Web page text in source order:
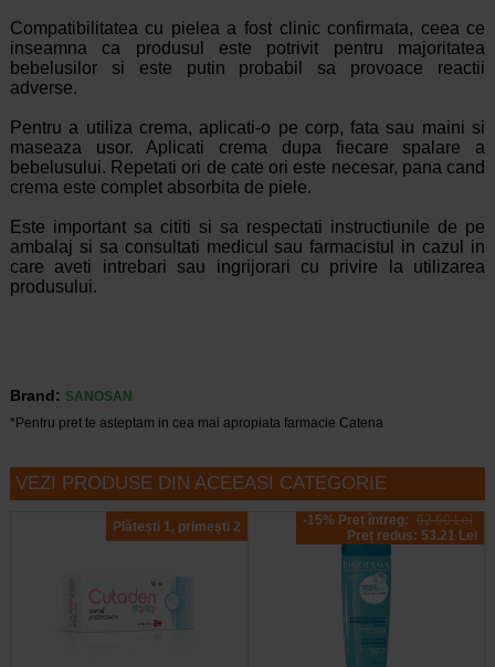
Compatibilitatea cu pielea a fost clinic confirmata, ceea ce
inseamna ca produsul este potrivit pentru majoritatea
bebelusilor si este putin probabil sa provoace reactii
adverse.
Pentru a utiliza crema, aplicati-o pe corp, fata sau maini si
maseaza usor. Aplicati crema dupa fiecare spalare a
bebelusului. Repetati ori de cate ori este necesar, pana cand
crema este complet absorbita de piele.
Este important sa cititi si sa respectati instructiunile de pe
ambalaj si sa consultati medicul sau farmacistul in cazul in
care aveti intrebari sau ingrijorari cu privire la utilizarea
produsului.
Brand: SANOSAN
*Pentru pret te asteptam in cea mai apropiata farmacie Catena
VEZI PRODUSE DIN ACEEASI CATEGORIE
Plătești 1, primești 2 -15% Preț întreg: 62.60 Lei
Preț redus: 53.21 Lei